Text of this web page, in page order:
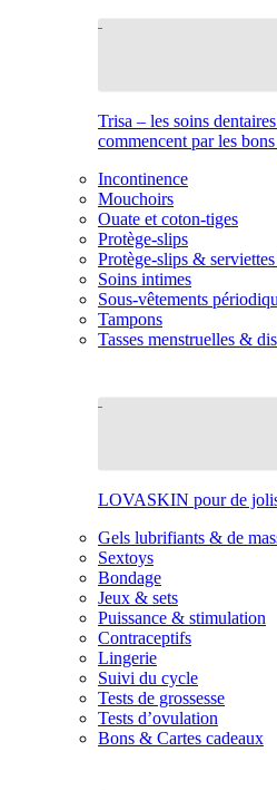
Trisa – les soins
commencent par les
Incontinence
Mouchoirs
Ouate et coton-tiges
Protège-slips
Protège-slips &
Soins intimes
Sous-vêtements
Tampons
Tasses menstruelles &
LOVASKIN pour de
Gels lubrifiants & de
Sextoys
Bondage
Jeux & sets
Puissance & stimulation
Contraceptifs
Lingerie
Suivi du cycle
Tests de grossesse
Tests d’ovulation
Bons & Cartes cadeaux